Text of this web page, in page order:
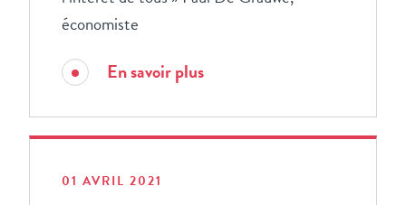
économiste
En savoir plus
01 AVRIL 2021